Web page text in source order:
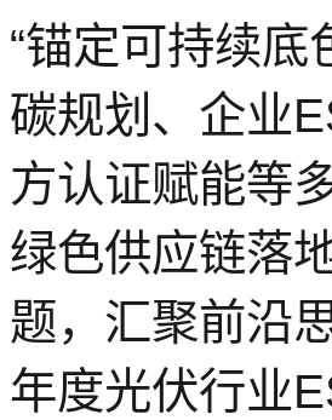
“锚定可持续底
碳规划、企业
方认证赋能等
绿色供应链落
题，汇聚前沿
年度光伏行业